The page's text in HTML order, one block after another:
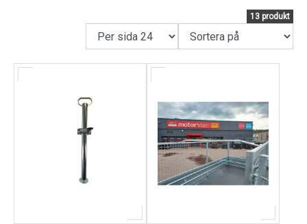
Kundservice
13 produkt